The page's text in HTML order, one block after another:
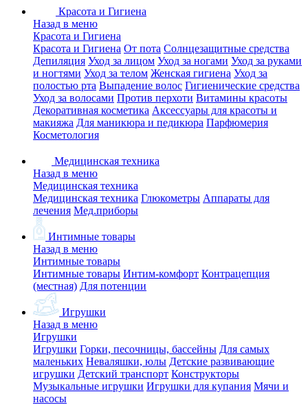
Красота и Гигиена
Назад в меню
Красота и Гигиена
Красота и Гигиена От пота Солнцезащитные средства
Депиляция Уход за лицом Уход за ногами Уход за руками
и ногтями Уход за телом Женская гигиена Уход за
полостью рта Выпадение волос Гигиенические средства
Уход за волосами Против перхоти Витамины красоты
Декоративная косметика Аксессуары для красоты и
макияжа Для маникюра и педикюра Парфюмерия
Косметология
Медицинская техника
Назад в меню
Медицинская техника
Медицинская техника Глюкометры Аппараты для
лечения Мед.приборы
Интимные товары
Назад в меню
Интимные товары
Интимные товары Интим-комфорт Контрацепция
(местная) Для потенции
Игрушки
Назад в меню
Игрушки
Игрушки Горки, песочницы, бассейны Для самых
маленьких Неваляшки, юлы Детские развивающие
игрушки Детский транспорт Конструкторы
Музыкальные игрушки Игрушки для купания Мячи и
насосы